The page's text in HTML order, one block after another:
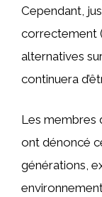
Cependant,
correctement
alternatives
continuera
Les membres
ont dénoncé
générations,